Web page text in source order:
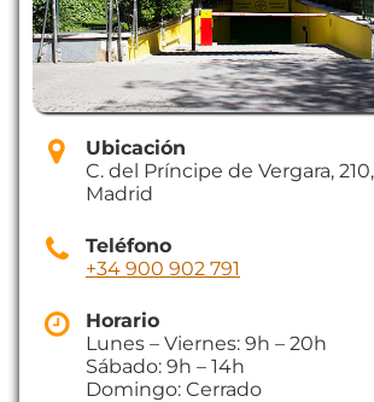
Ubicación
C. del Príncipe de Vergara,
Madrid
Teléfono
+34 900 902 791
Horario
Lunes – Viernes: 9h – 20h
Sábado: 9h – 14h
Domingo: Cerrado